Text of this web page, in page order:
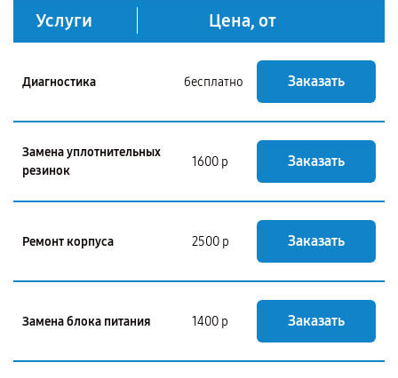
Услуги Цена, от
Диагностика бесплатно Заказать
Замена уплотнительных
резинок
1600 р Заказать
Ремонт корпуса 2500 р Заказать
Замена блока питания 1400 р Заказать